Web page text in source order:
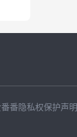
番番隐私权保护声明